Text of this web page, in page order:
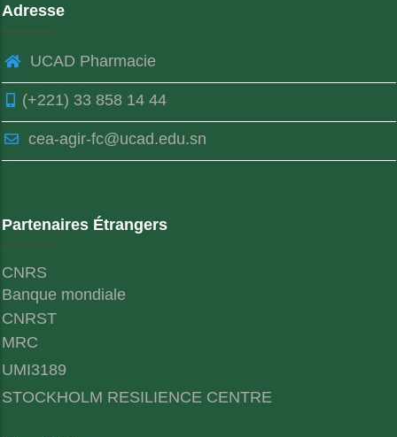
Adresse
UCAD Pharmacie
(+221) 33 858 14 44
cea-agir-fc@ucad.edu.sn
Partenaires Étrangers
CNRS
Banque mondiale
CNRST
MRC
UMI3189
STOCKHOLM RESILIENCE CENTRE